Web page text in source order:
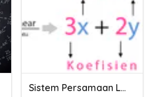
Sistem Persamaan Linier Dua Variabel